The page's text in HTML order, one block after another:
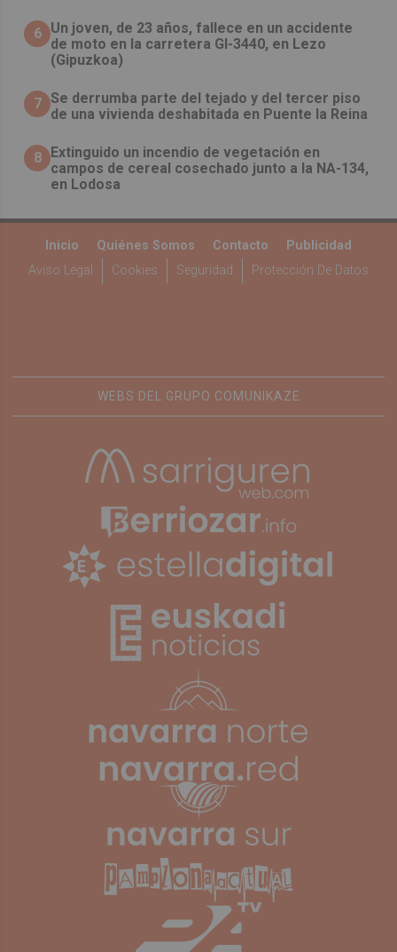
6 Un joven, de 23 años, fallece en un accidente
de moto en la carretera GI-3440, en Lezo
(Gipuzkoa)
7 Se derrumba parte del tejado y del tercer piso
de una vivienda deshabitada en Puente la Reina
8
Extinguido un incendio de vegetación en
campos de cereal cosechado junto a la NA-134,
en Lodosa
Inicio Quiénes Somos Contacto
Publicidad
Aviso Legal
Cookies Seguridad Protección De Datos
WEBS DEL GRUPO COMUNIKAZE